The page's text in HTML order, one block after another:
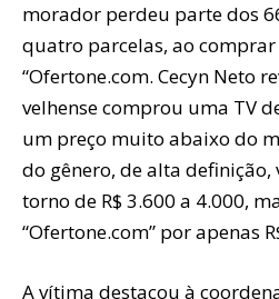
morador perdeu parte dos
quatro parcelas, ao comprar
“Ofertone.com. Cecyn Neto
velhense comprou uma TV
um preço muito abaixo do
do gênero, de alta
torno de R$ 3.600 a 4.000,
“Ofertone.com” por apenas
A vítima destacou à